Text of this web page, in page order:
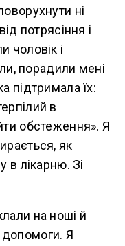
ні
потрясіння і
чоловік і
порадили мені
підтримала їх:
в
обстеження». Я
як
в лікарню. Зі
на ноші й
Я